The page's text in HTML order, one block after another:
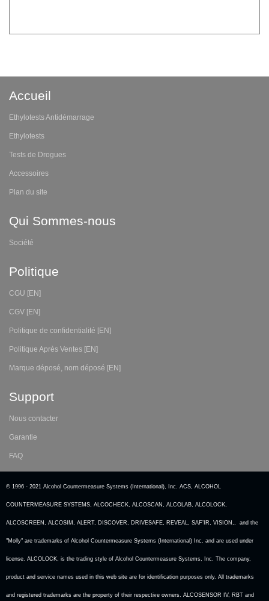
Accueil
Ethylotests Antidémarrage
Ethylotests
Tests de Drogues
Accessoires
Plan du site
Qui Sommes-nous
Société
Politique
CGU [EN]
CGV [EN]
Politique de confidentialité [EN]
Politique Après Ventes [EN]
Marque déposé, nom déposé [EN]
Support
Nous contacter
Garantie
FAQ
© 1996 - 2021 Alcohol Countermeasure Systems (International), Inc. ACS, ALCOHOL
COUNTERMEASURE SYSTEMS, ALCOCHECK, ALCOSCAN, ALCOLAB, ALCOLOCK,
ALCOSCREEN, ALCOSIM, ALERT, DISCOVER, DRIVESAFE, REVEAL, SAF’IR, VISION,, and the
"Molly" are trademarks of Alcohol Countermeasure Systems (International) Inc. and are used under
license. ALCOLOCK, is the trading style of Alcohol Countermeasure Systems, Inc. The company,
product and service names used in this web site are for identification purposes only. All trademarks
and registered trademarks are the property of their respective owners. ALCOSENSOR IV, RBT and